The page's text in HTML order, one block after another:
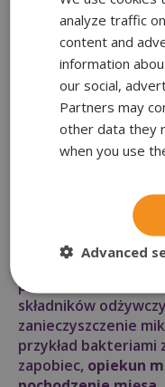
Surowe
poprawy stanu
zwiększenia
wcześniej
Mimo wielu zalet
. Samodzielne
może być
się znacznie
karmy. Należy też
związanych z dietą
ryzyko złego
prowadzić do
składników
zanieczyszczenie
przykład bakteriami
zapobiec, opiekun
analyze traffic
content and
information
our social,
Partners may
other data they
when you use
Advanced